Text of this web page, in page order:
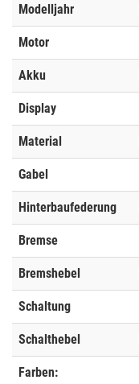
Modelljahr
Motor
Akku
Display
Material
Gabel
Hinterbaufederung
Bremse
Bremshebel
Schaltung
Schalthebel
Farben: